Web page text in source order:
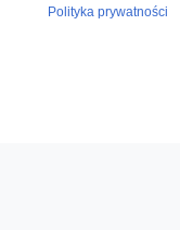
Polityka prywatności